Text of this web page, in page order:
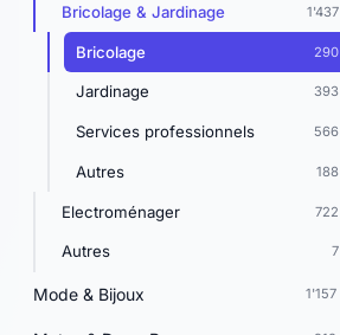
Bricolage & Jardinage 1'437
Bricolage 290
Jardinage 393
Services professionnels 566
Autres 188
Electroménager 722
Autres 7
Mode & Bijoux 1'157